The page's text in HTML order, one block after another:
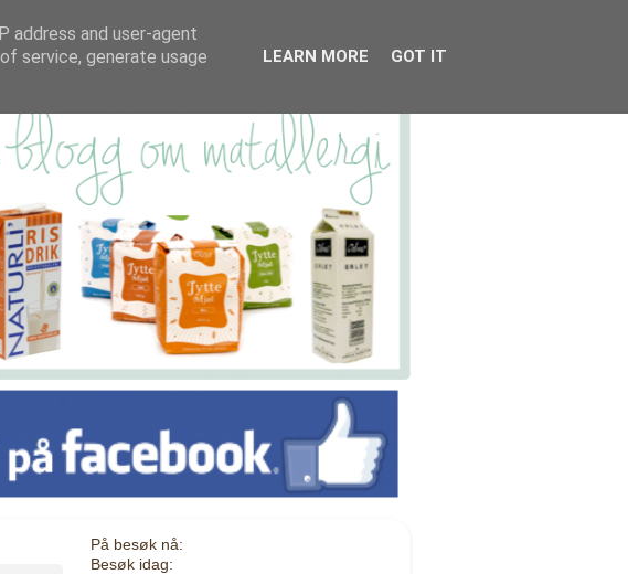
På besøk nå:
Besøk idag:
address and user-agent
service, generate usage
LEARN MORE GOT IT